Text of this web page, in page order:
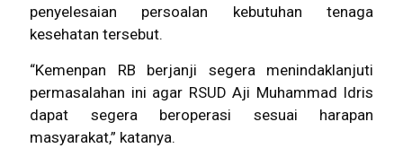
penyelesaian persoalan kebutuhan tenaga
kesehatan tersebut.
“Kemenpan RB berjanji segera menindaklanjuti
permasalahan ini agar RSUD Aji Muhammad Idris
dapat segera beroperasi sesuai harapan
masyarakat,” katanya.